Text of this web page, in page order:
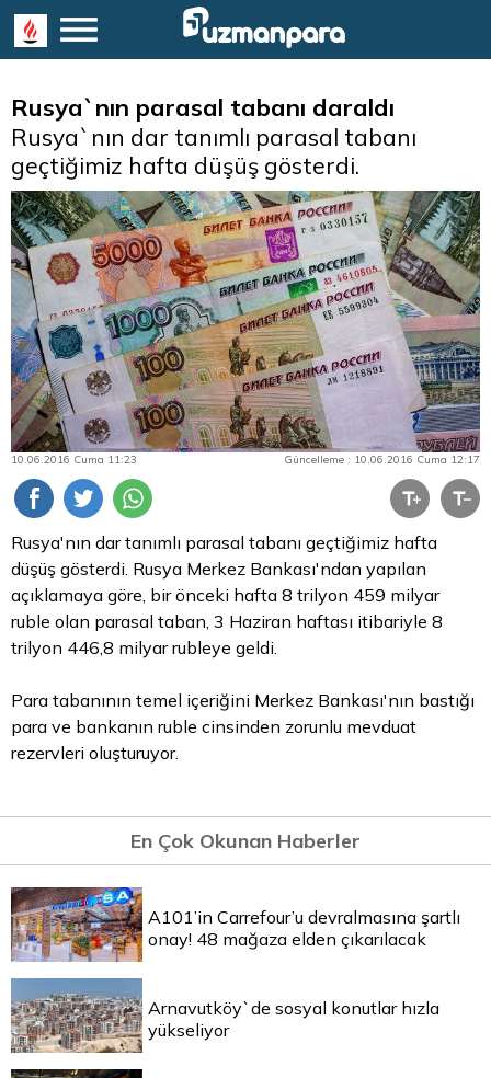
Rusya`nın parasal tabanı daraldı
Rusya`nın dar tanımlı parasal tabanı
geçtiğimiz hafta düşüş gösterdi.
10.06.2016 Cuma 11:23 Güncelleme : 10.06.2016 Cuma 12:17
Rusya'nın dar tanımlı parasal tabanı geçtiğimiz hafta
düşüş gösterdi. Rusya Merkez Bankası'ndan yapılan
açıklamaya göre, bir önceki hafta 8 trilyon 459 milyar
ruble olan parasal taban, 3 Haziran haftası itibariyle 8
trilyon 446,8 milyar rubleye geldi.
Para tabanının temel içeriğini Merkez Bankası'nın bastığı
para ve bankanın ruble cinsinden zorunlu mevduat
rezervleri oluşturuyor.
En Çok Okunan Haberler
A101’in Carrefour’u devralmasına şartlı
onay! 48 mağaza elden çıkarılacak
Arnavutköy`de sosyal konutlar hızla
yükseliyor